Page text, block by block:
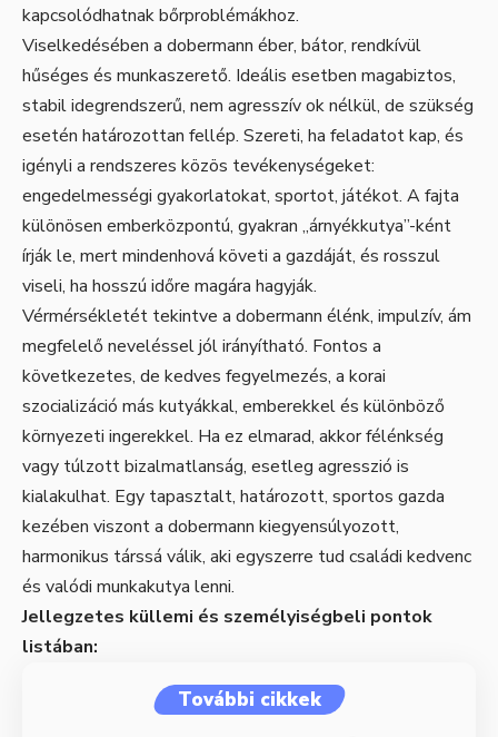
kapcsolódhatnak bőrproblémákhoz.
Viselkedésében a dobermann éber, bátor, rendkívül
hűséges és munkaszerető. Ideális esetben magabiztos,
stabil idegrendszerű, nem agresszív ok nélkül, de szükség
esetén határozottan fellép. Szereti, ha feladatot kap, és
igényli a rendszeres közös tevékenységeket:
engedelmességi gyakorlatokat, sportot, játékot. A fajta
különösen emberközpontú, gyakran „árnyékkutya”-ként
írják le, mert mindenhová követi a gazdáját, és rosszul
viseli, ha hosszú időre magára hagyják.
Vérmérsékletét tekintve a dobermann élénk, impulzív, ám
megfelelő neveléssel jól irányítható. Fontos a
következetes, de kedves fegyelmezés, a korai
szocializáció más kutyákkal, emberekkel és különböző
környezeti ingerekkel. Ha ez elmarad, akkor félénkség
vagy túlzott bizalmatlanság, esetleg agresszió is
kialakulhat. Egy tapasztalt, határozott, sportos gazda
kezében viszont a dobermann kiegyensúlyozott,
harmonikus társsá válik, aki egyszerre tud családi kedvenc
és valódi munkakutya lenni.
Jellegzetes küllemi és személyiségbeli pontok
listában:
További cikkek